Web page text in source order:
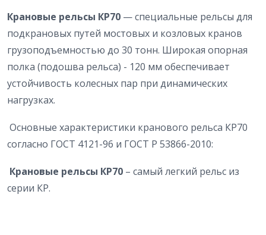
Крановые рельсы КР70 — специальные рельсы для
подкрановых путей мостовых и козловых кранов
грузоподъемностью до 30 тонн. Широкая опорная
полка (подошва рельса) - 120 мм обеспечивает
устойчивость колесных пар при динамических
нагрузках.
Основные характеристики кранового рельса КР70
согласно ГОСТ 4121-96 и ГОСТ Р 53866-2010:
Крановые рельсы КР70 – самый легкий рельс из
серии КР.